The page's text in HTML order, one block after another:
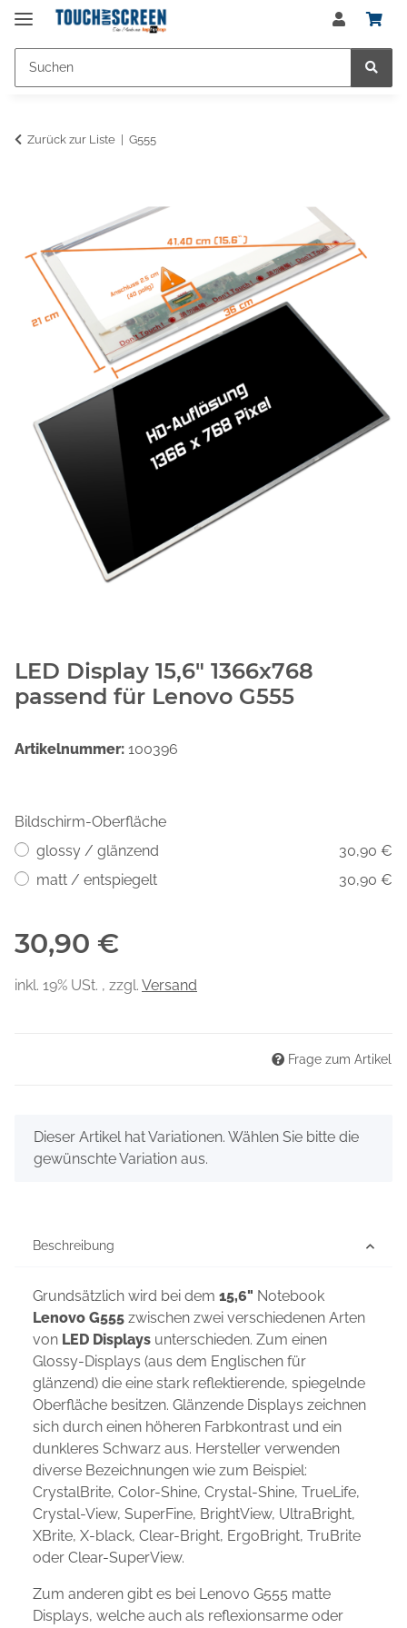
Zurück zur Liste G555
LED Display 15,6" 1366x768
passend für Lenovo G555
Artikelnummer: 100396
Bildschirm-Oberfläche
glossy / glänzend
30,90 €
matt / entspiegelt
30,90 €
30,90 €
inkl. 19% USt. , zzgl. Versand
Frage zum Artikel
x
Dieser Artikel hat Variationen. Wählen Sie bitte die
gewünschte Variation aus.
Beschreibung
Grundsätzlich wird bei dem 15,6" Notebook
Lenovo G555 zwischen zwei verschiedenen Arten
von LED Displays unterschieden. Zum einen
Glossy-Displays (aus dem Englischen für
glänzend) die eine stark reflektierende, spiegelnde
Oberfläche besitzen. Glänzende Displays zeichnen
sich durch einen höheren Farbkontrast und ein
dunkleres Schwarz aus. Hersteller verwenden
diverse Bezeichnungen wie zum Beispiel:
CrystalBrite, Color-Shine, Crystal-Shine, TrueLife,
Crystal-View, SuperFine, BrightView, UltraBright,
XBrite, X-black, Clear-Bright, ErgoBright, TruBrite
oder Clear-SuperView.
Zum anderen gibt es bei Lenovo G555 matte
Displays, welche auch als reflexionsarme oder